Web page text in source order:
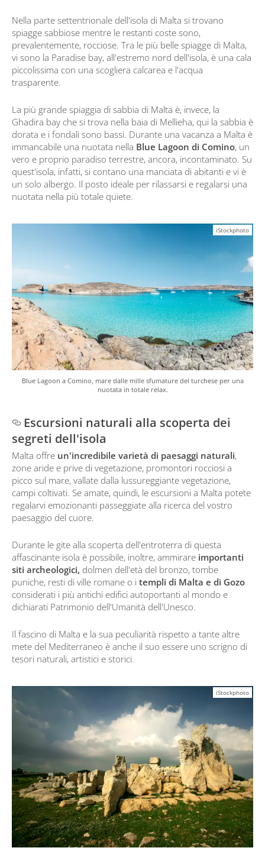
Nella parte settentrionale dell'isola di Malta si trovano
spiagge sabbiose mentre le restanti coste sono,
prevalentemente, rocciose. Tra le più belle spiagge di Malta,
vi sono la Paradise bay, all'estremo nord dell'isola, è una cala
piccolissima con una scogliera calcarea e l'acqua
trasparente.
La più grande spiaggia di sabbia di Malta è, invece, la
Ghadira bay che si trova nella baia di Mellieha, qui la sabbia è
dorata e i fondali sono bassi. Durante una vacanza a Malta è
immancabile una nuotata nella Blue Lagoon di Comino, un
vero e proprio paradiso terrestre, ancora, incontaminato. Su
quest'isola, infatti, si contano una manciata di abitanti e vi è
un solo albergo. Il posto ideale per rilassarsi e regalarsi una
nuotata nella più totale quiete.
iStockphoto
Blue Lagoon a Comino, mare dalle mille sfumature del turchese per una
nuotata in totale relax.
Escursioni naturali alla scoperta dei
segreti dell'isola
Malta offre un'incredibile varietà di paesaggi naturali,
zone aride e prive di vegetazione, promontori rocciosi a
picco sul mare, vallate dalla lussureggiante vegetazione,
campi coltivati. Se amate, quindi, le escursioni a Malta potete
regalarvi emozionanti passeggiate alla ricerca del vostro
paesaggio del cuore.
Durante le gite alla scoperta dell'entroterra di questa
affascinante isola è possibile, inoltre, ammirare importanti
siti archeologici, dolmen dell'età del bronzo, tombe
puniche, resti di ville romane o i templi di Malta e di Gozo
considerati i più antichi edifici autoportanti al mondo e
dichiarati Patrimonio dell'Umanità dell'Unesco.
Il fascino di Malta e la sua peculiarità rispetto a tante altre
mete del Mediterraneo è anche il suo essere uno scrigno di
tesori naturali, artistici e storici.
iStockphoto